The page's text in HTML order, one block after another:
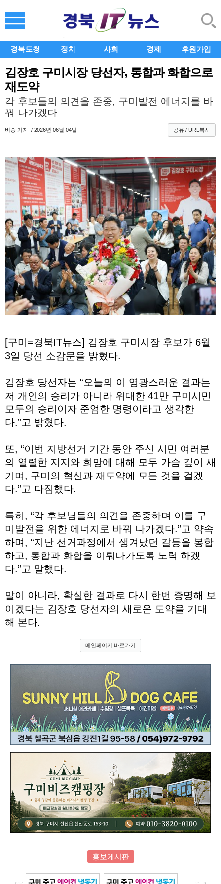
경북도청 정치 사회 경제 후원가입
김장호 구미시장 당선자, 통합과 화합으로
재도약
각 후보들의 의견을 존중, 구미발전 에너지를 바
꿔 나가겠다
비송 기자 / 2026년 06월 04일 공유 / URL복사
[구미=경북IT뉴스] 김장호 구미시장 후보가 6월
3일 당선 소감문을 밝혔다.
김장호 당선자는 “오늘의 이 영광스러운 결과는
저 개인의 승리가 아니라 위대한 41만 구미시민
모두의 승리이자 준엄한 명령이라고 생각한
다.”고 밝혔다.
또, “이번 지방선거 기간 동안 주신 시민 여러분
의 열렬한 지지와 희망에 대해 모두 가슴 깊이 새
기며, 구미의 혁신과 재도약에 모든 것을 걸겠
다.”고 다짐했다.
특히, “각 후보님들의 의견을 존중하며 이를 구
미발전을 위한 에너지로 바꿔 나가겠다.”고 약속
하며, “지난 선거과정에서 생겨났던 갈등을 봉합
하고, 통합과 화합을 이뤄나가도록 노력 하겠
다.”고 말했다.
말이 아니라, 확실한 결과로 다시 한번 증명해 보
이겠다는 김장호 당선자의 새로운 도약을 기대
해 본다.
메인페이지 바로가기
홍보게시판